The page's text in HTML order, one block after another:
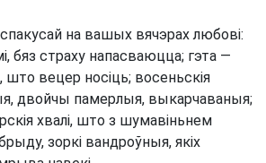
на вашых вячэрах любові:
бяз страху напасваюцца; гэта —
вецер носіць; восеньскія
двойчы памерлыя, выкарчаваныя;
хвалі, што з шумавіньнем
зоркі вандроўныя, якіх